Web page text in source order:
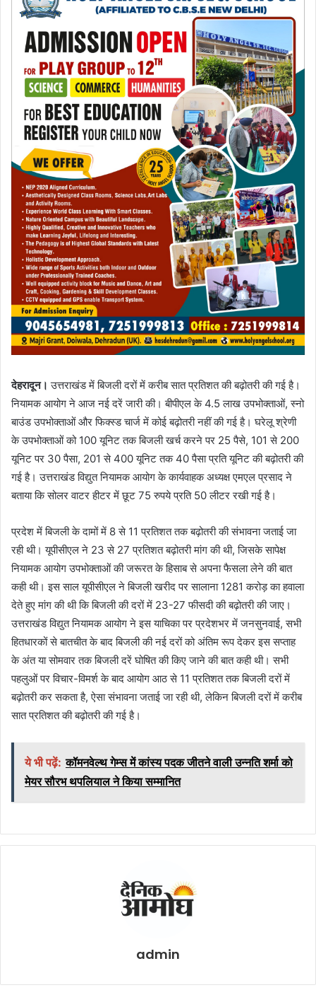
देहरादून। उत्तराखंड में बिजली दरों में करीब सात प्रतिशत की बढ़ोतरी की गई है।
नियामक आयोग ने आज नई दरें जारी की। बीपीएल के 4.5 लाख उपभोक्ताओं, स्नो
बाउंड उपभोक्ताओं और फिक्स्ड चार्ज में कोई बढ़ोतरी नहीं की गई है। घरेलू श्रेणी
के उपभोक्ताओं को 100 यूनिट तक बिजली खर्च करने पर 25 पैसे, 101 से 200
यूनिट पर 30 पैसा, 201 से 400 यूनिट तक 40 पैसा प्रति यूनिट की बढ़ोतरी की
गई है। उत्तराखंड विद्युत नियामक आयोग के कार्यवाहक अध्यक्ष एमएल प्रसाद ने
बताया कि सोलर वाटर हीटर में छूट 75 रुपये प्रति 50 लीटर रखी गई है।
प्रदेश में बिजली के दामों में 8 से 11 प्रतिशत तक बढ़ोतरी की संभावना जताई जा
रही थी। यूपीसीएल ने 23 से 27 प्रतिशत बढ़ोतरी मांग की थी, जिसके सापेक्ष
नियामक आयोग उपभोक्ताओं की जरूरत के हिसाब से अपना फैसला लेने की बात
कही थी। इस साल यूपीसीएल ने बिजली खरीद पर सालाना 1281 करोड़ का हवाला
देते हुए मांग की थी कि बिजली की दरों में 23-27 फीसदी की बढ़ोतरी की जाए।
उत्तराखंड विद्युत नियामक आयोग ने इस याचिका पर प्रदेशभर में जनसुनवाई, सभी
हितधारकों से बातचीत के बाद बिजली की नई दरों को अंतिम रूप देकर इस सप्ताह
के अंत या सोमवार तक बिजली दरें घोषित की किए जाने की बात कही थी। सभी
पहलुओं पर विचार-विमर्श के बाद आयोग आठ से 11 प्रतिशत तक बिजली दरों में
बढ़ोतरी कर सकता है, ऐसा संभावना जताई जा रही थी, लेकिन बिजली दरों में करीब
सात प्रतिशत की बढ़ोतरी की गई है।
ये भी पढ़ें: कॉमनवेल्थ गेम्स में कांस्य पदक जीतने वाली उन्नति शर्मा को
मेयर सौरभ थपलियाल ने किया सम्मानित
admin